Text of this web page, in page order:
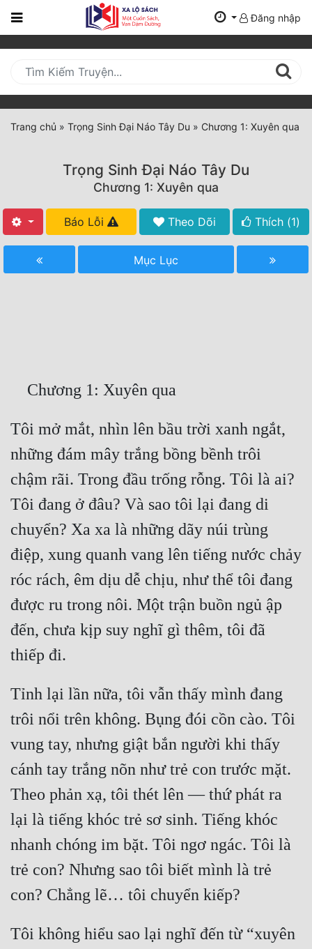
Trang
Mới
Cập
Nhật
(current)
Tất Cả
Truyện Convert
Truyện ngắn
Xa Lộ Dịch
Cung Đấu
Cạnh Kỹ
Cổ Tiên Hiệp
Cổ Đại
Du Hí
Dã Sử
Dị Giới
Dị Năng
Gia Đấu
Góc Nhìn Nam
Góc Nhìn Nữ
Hài Hước
Đăng nhập
Trang chủ » Trọng Sinh Đại Náo Tây Du » Chương 1: Xuyên qua
Trọng Sinh Đại Náo Tây Du
Chương 1: Xuyên qua
Báo Lỗi Theo Dõi Thích (1)
Mục Lục
Tôi mở mắt, nhìn lên bầu trời xanh ngắt,
những đám mây trắng bồng bềnh trôi
chậm rãi. Trong đầu trống rỗng. Tôi là ai?
Tôi đang ở đâu? Và sao tôi lại đang di
chuyển? Xa xa là những dãy núi trùng
điệp, xung quanh vang lên tiếng nước chảy
róc rách, êm dịu dễ chịu, như thể tôi đang
được ru trong nôi. Một trận buồn ngủ ập
đến, chưa kịp suy nghĩ gì thêm, tôi đã
Tỉnh lại lần nữa, tôi vẫn thấy mình đang
trôi nổi trên không. Bụng đói cồn cào. Tôi
vung tay, nhưng giật bắn người khi thấy
cánh tay trắng nõn như trẻ con trước mặt.
Theo phản xạ, tôi thét lên — thứ phát ra
lại là tiếng khóc trẻ sơ sinh. Tiếng khóc
nhanh chóng im bặt. Tôi ngơ ngác. Tôi là
trẻ con? Nhưng sao tôi biết mình là trẻ
Tôi không hiểu sao lại nghĩ đến từ “xuyên